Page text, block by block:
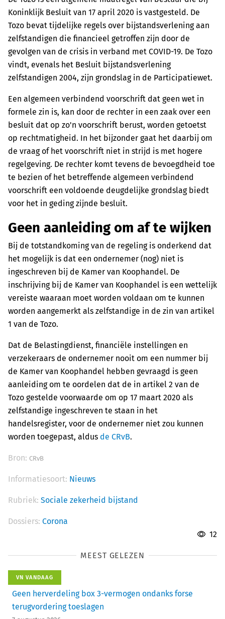
Koninklijk Besluit van 17 april 2020 is vastgesteld. De
Tozo bevat tijdelijke regels over bijstandsverlening aan
zelfstandigen die financieel getroffen zijn door de
gevolgen van de crisis in verband met COVID-19. De Tozo
vindt, evenals het Besluit bijstandsverlening
zelfstandigen 2004, zijn grondslag in de Participatiewet.
Een algemeen verbindend voorschrift dat geen wet in
formele zin is, kan door de rechter in een zaak over een
besluit dat op zo'n voorschrift berust, worden getoetst
op rechtmatigheid. In het bijzonder gaat het daarbij om
de vraag of het voorschrift niet in strijd is met hogere
regelgeving. De rechter komt tevens de bevoegdheid toe
te bezien of het betreffende algemeen verbindend
voorschrift een voldoende deugdelijke grondslag biedt
voor het in geding zijnde besluit.
Geen aanleiding om af te wijken
Bij de totstandkoming van de regeling is onderkend dat
het mogelijk is dat een ondernemer (nog) niet is
ingeschreven bij de Kamer van Koophandel. De
inschrijving bij de Kamer van Koophandel is een wettelijk
vereiste waaraan moet worden voldaan om te kunnen
worden aangemerkt als zelfstandige in de zin van artikel
1 van de Tozo.
Dat de Belastingdienst, financiële instellingen en
verzekeraars de ondernemer nooit om een nummer bij
de Kamer van Koophandel hebben gevraagd is geen
aanleiding om te oordelen dat de in artikel 2 van de
Tozo gestelde voorwaarde om op 17 maart 2020 als
zelfstandige ingeschreven te staan in het
handelsregister, voor de ondernemer niet zou kunnen
worden toegepast, aldus de CRvB.
Bron: CRvB
Informatiesoort: Nieuws
Rubriek: Sociale zekerheid bijstand
Dossiers: Corona
12
MEEST GELEZEN
VN VANDAAG
Geen herverdeling box 3-vermogen ondanks forse
terugvordering toeslagen